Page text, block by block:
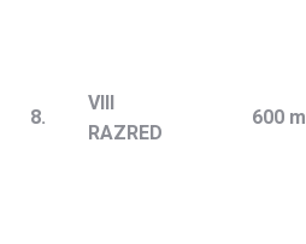
8.
VIII
RAZRED
600 m